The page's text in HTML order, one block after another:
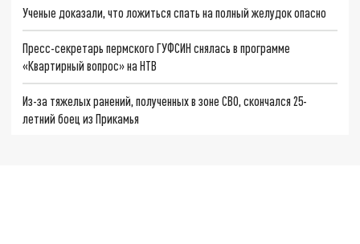
Ученые доказали, что ложиться спать на полный желудок опасно
Пресс-секретарь пермского ГУФСИН снялась в программе
«Квартирный вопрос» на НТВ
Из-за тяжелых ранений, полученных в зоне СВО, скончался 25-
летний боец из Прикамья